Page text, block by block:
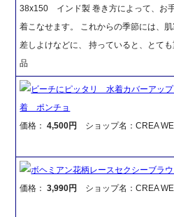
38x150 インド製 巻き方によって、お
着こなせます。 これからの季節には、
差しよけなどに、 持っていると、とて
品
ビーチにピッタリ 水着カバーア
着 ポンチョ
価格：4,500円 ショップ名：CREA
ボヘミアン花柄レースセクシーブラ
価格：3,990円 ショップ名：CREA